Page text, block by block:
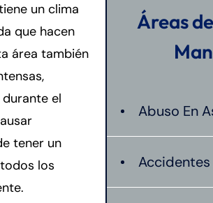
un clima
que hacen
área también
el
tener un
los
Áreas
Abuso En